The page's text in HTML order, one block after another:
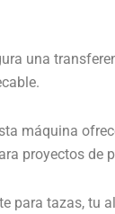
una
máquina
proyectos de
para tazas, tu